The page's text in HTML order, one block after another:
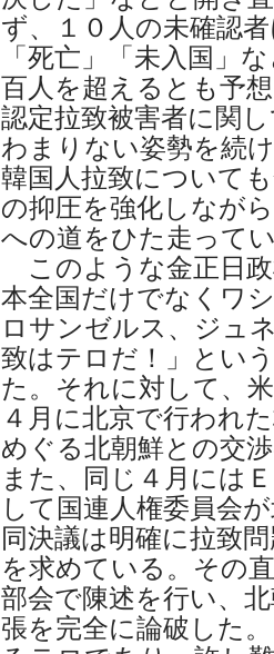
ず、１０人の未確認
「死亡」「未入国」
百人を超えるとも予
認定拉致被害者に関
わまりない姿勢を続
韓国人拉致について
の抑圧を強化しなが
への道をひた走って
このような金正日
本全国だけでなくワ
ロサンゼルス、ジュ
致はテロだ！」とい
た。それに対して、
４月に北京で行われ
めぐる北朝鮮との交
また、同じ４月には
して国連人権委員会
同決議は明確に拉致
を求めている。その
部会で陳述を行い、
張を完全に論破した